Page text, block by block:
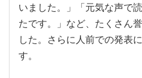
いました。」「元気な声で
たです。」など、たくさん
した。さらに人前での発表
す。